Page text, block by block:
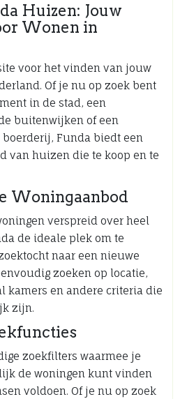
Huizen: Jouw
Wonen in
voor het vinden van jouw
Of je nu op zoek bent
in de stad, een
buitenwijken of een
Funda biedt een
van huizen die te koop en te
Woningaanbod
verspreid over heel
de ideale plek om te
naar een nieuwe
zoeken op locatie,
kamers en andere criteria die
zijn.
zoekfilters waarmee je
de woningen kunt vinden
voldoen. Of je nu op zoek